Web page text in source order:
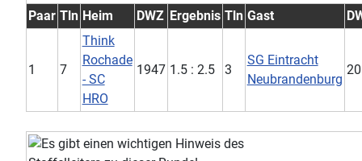
Paar Tln Heim DWZ Ergebnis Tln Gast
1 7
Think
Rochade
- SC
HRO
1947 1.5 : 2.5 3
SG Eintracht
Neubrandenburg